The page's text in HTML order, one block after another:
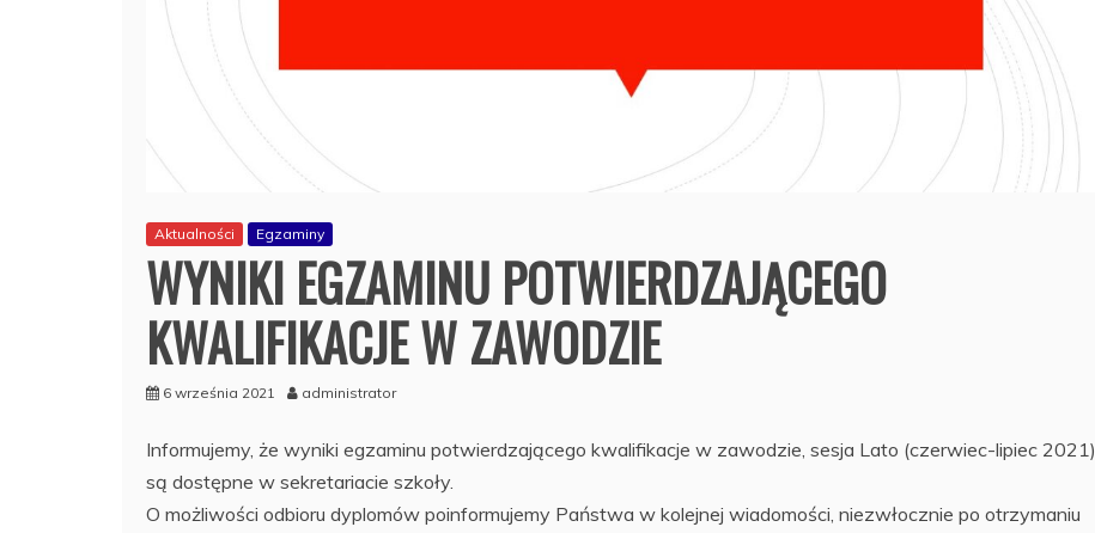
Aktualności Egzaminy
WYNIKI EGZAMINU POTWIERDZAJĄCEGO
KWALIFIKACJE W ZAWODZIE
6 września 2021 administrator
Informujemy, że wyniki egzaminu potwierdzającego kwalifikacje w zawodzie, sesja Lato (czerwiec-lipiec 2021)
są dostępne w sekretariacie szkoły.
O możliwości odbioru dyplomów poinformujemy Państwa w kolejnej wiadomości, niezwłocznie po otrzymaniu